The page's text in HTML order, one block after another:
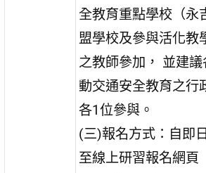
全教育重點學校（永
盟學校及參與活化教
之教師參加， 並建
動交通安全教育之行
各1位參與。
(三)報名方式：自即
至線上研習報名網